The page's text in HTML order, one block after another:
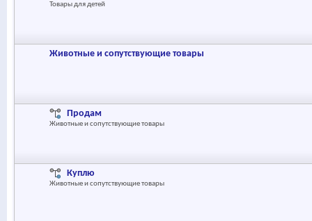
Товары для детей
Животные и сопутствующие товары
Продам
Животные и сопутствующие товары
Куплю
Животные и сопутствующие товары